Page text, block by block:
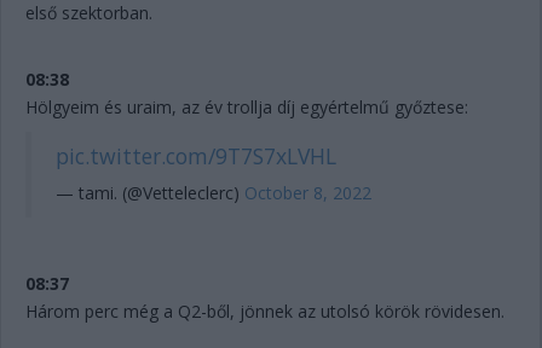
első szektorban.
08:38
Hölgyeim és uraim, az év trollja díj egyértelmű győztese:
pic.twitter.com/9T7S7xLVHL
— tami. (@Vetteleclerc) October 8, 2022
08:37
Három perc még a Q2-ből, jönnek az utolsó körök rövidesen.